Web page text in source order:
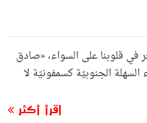
في قلوبنا على السواء، «صادق
الجنوبيّة كسمفونيّة لا
اقرأ أكثر